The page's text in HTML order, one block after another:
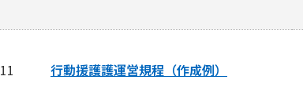
11 行動援護護運営規程（作成例）